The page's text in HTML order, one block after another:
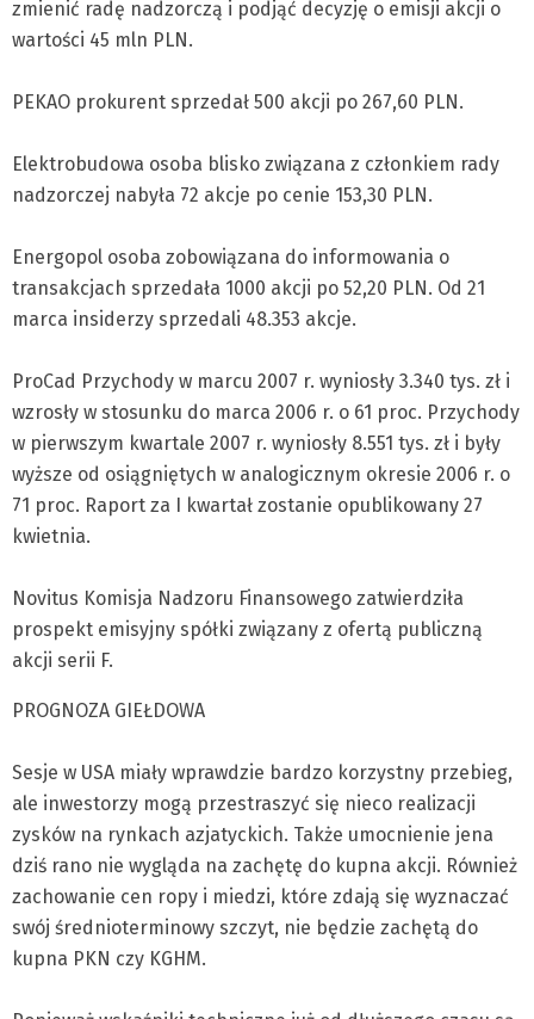
zmienić radę nadzorczą i podjąć decyzję o emisji akcji o
wartości 45 mln PLN.
PEKAO prokurent sprzedał 500 akcji po 267,60 PLN.
Elektrobudowa osoba blisko związana z członkiem rady
nadzorczej nabyła 72 akcje po cenie 153,30 PLN.
Energopol osoba zobowiązana do informowania o
transakcjach sprzedała 1000 akcji po 52,20 PLN. Od 21
marca insiderzy sprzedali 48.353 akcje.
ProCad Przychody w marcu 2007 r. wyniosły 3.340 tys. zł i
wzrosły w stosunku do marca 2006 r. o 61 proc. Przychody
w pierwszym kwartale 2007 r. wyniosły 8.551 tys. zł i były
wyższe od osiągniętych w analogicznym okresie 2006 r. o
71 proc. Raport za I kwartał zostanie opublikowany 27
kwietnia.
Novitus Komisja Nadzoru Finansowego zatwierdziła
prospekt emisyjny spółki związany z ofertą publiczną
akcji serii F.
PROGNOZA GIEŁDOWA
Sesje w USA miały wprawdzie bardzo korzystny przebieg,
ale inwestorzy mogą przestraszyć się nieco realizacji
zysków na rynkach azjatyckich. Także umocnienie jena
dziś rano nie wygląda na zachętę do kupna akcji. Również
zachowanie cen ropy i miedzi, które zdają się wyznaczać
swój średnioterminowy szczyt, nie będzie zachętą do
kupna PKN czy KGHM.